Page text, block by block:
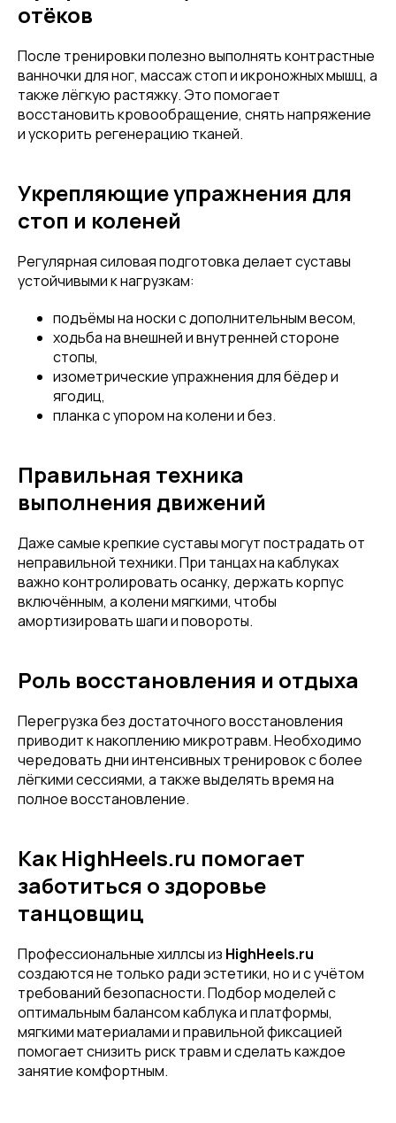
Привет! Дарим тебе -10% на первую
покупку! Подпишись на нашу рассылку
Email
Имя
Телефон
отёков
После тренировки полезно выполнять контрастные
ванночки для ног, массаж стоп и икроножных мышц, а
также лёгкую растяжку. Это помогает
восстановить кровообращение, снять напряжение
и ускорить регенерацию тканей.
Укрепляющие упражнения для
стоп и коленей
Регулярная силовая подготовка делает суставы
устойчивыми к нагрузкам:
подъёмы на носки с дополнительным весом,
ходьба на внешней и внутренней стороне
стопы,
изометрические упражнения для бёдер и
ягодиц,
планка с упором на колени и без.
Правильная техника
выполнения движений
Даже самые крепкие суставы могут пострадать от
неправильной техники. При танцах на каблуках
важно контролировать осанку, держать корпус
включённым, а колени мягкими, чтобы
амортизировать шаги и повороты.
Роль восстановления и отдыха
Перегрузка без достаточного восстановления
приводит к накоплению микротравм. Необходимо
чередовать дни интенсивных тренировок с более
лёгкими сессиями, а также выделять время на
полное восстановление.
Как HighHeels.ru помогает
заботиться о здоровье
танцовщиц
Профессиональные хиллсы из HighHeels.ru
создаются не только ради эстетики, но и с учётом
требований безопасности. Подбор моделей с
оптимальным балансом каблука и платформы,
мягкими материалами и правильной фиксацией
помогает снизить риск травм и сделать каждое
занятие комфортным.